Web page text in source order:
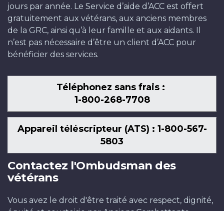
jours par année. Le Service d’aide d’ACC est offert
gratuitement aux vétérans, aux anciens membres
de la GRC, ainsi qu’à leur famille et aux aidants. Il
n’est pas nécessaire d’être un client d’ACC pour
bénéficier des services.
Téléphonez sans frais :
1-800-268-7708
Appareil téléscripteur (ATS) : 1-800-567-
5803
Contactez l'Ombudsman des
vétérans
Vous avez le droit d'être traité avec respect, dignité,